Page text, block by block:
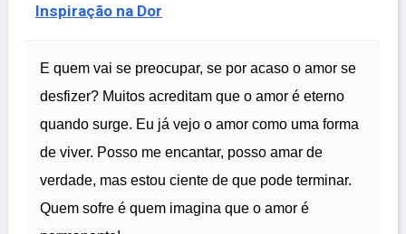
Inspiração na Dor
E quem vai se preocupar, se por acaso o amor se
desfizer? Muitos acreditam que o amor é eterno
quando surge. Eu já vejo o amor como uma forma
de viver. Posso me encantar, posso amar de
verdade, mas estou ciente de que pode terminar.
Quem sofre é quem imagina que o amor é